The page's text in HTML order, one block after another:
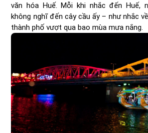
văn hóa Huế. Mỗi khi nhắc đến Huế,
không nghĩ đến cây cầu ấy – như nhắc
thành phố vượt qua bao mùa mưa nắng.